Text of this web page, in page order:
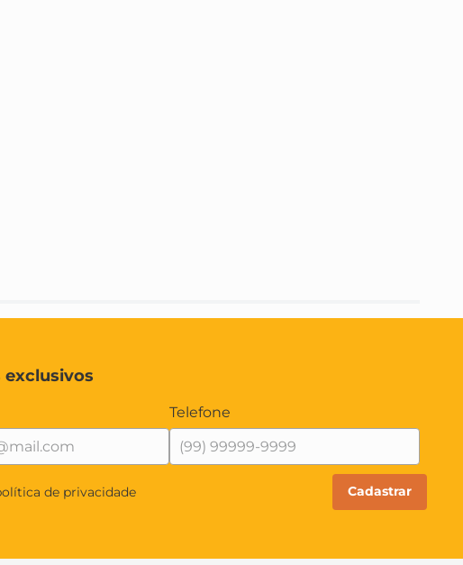
exclusivos
Telefone
de privacidade Cadastrar